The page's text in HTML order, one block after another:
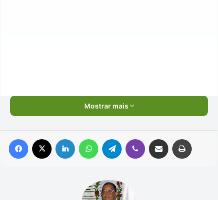
Mostrar mais
Facebook Linkedin WhatsAppTelegram Viber Compartilhar via e-mail